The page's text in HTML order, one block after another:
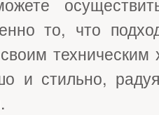
то, что
техническим
и стильно,